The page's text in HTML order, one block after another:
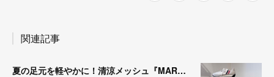
関連記事
夏の足元を軽やかに！清涼メッシュ『MARATHON-ME2』